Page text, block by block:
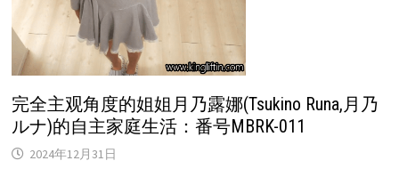
完全主观角度的姐姐月乃露娜(Tsukino Runa,月乃
ルナ)的自主家庭生活：番号MBRK-011
2024年12月31日